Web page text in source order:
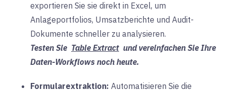
exportieren Sie sie direkt in Excel, um
Anlageportfolios, Umsatzberichte und Audit-
Dokumente schneller zu analysieren.
Testen Sie Table Extract und vereinfachen Sie Ihre
Daten-Workflows noch heute.
Formularextraktion: Automatisieren Sie die